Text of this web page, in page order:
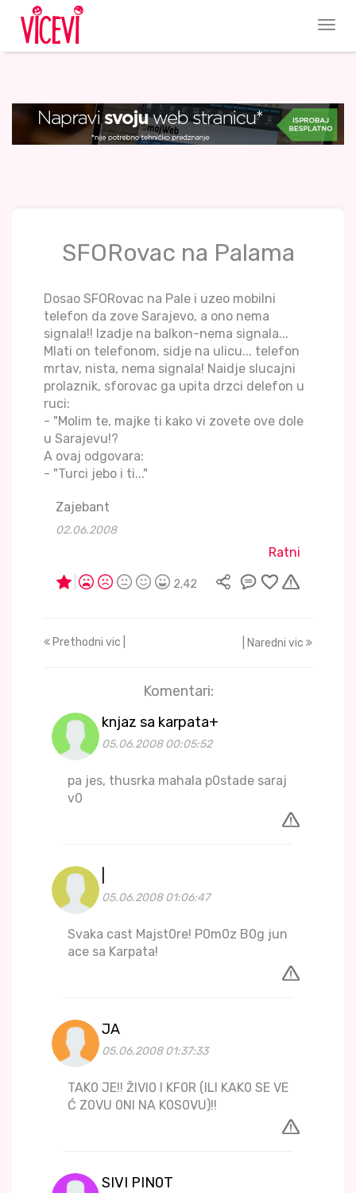
SFORovac na Palama
Dosao SFORovac na Pale i uzeo mobilni
telefon da zove Sarajevo, a ono nema
signala!! Izadje na balkon-nema signala...
Mlati on telefonom, sidje na ulicu... telefon
mrtav, nista, nema signala! Naidje slucajni
prolaznik, sforovac ga upita drzci delefon u
ruci:
- "Molim te, majke ti kako vi zovete ove dole
u Sarajevu!?
A ovaj odgovara:
- "Turci jebo i ti..."
Zajebant
02.06.2008
Ratni
2,42
Prethodni vic | | Naredni vic
Komentari:
knjaz sa karpata+
05.06.2008 00:05:52
pa jes, thusrka mahala p0stade saraj
v0
05.06.2008 01:06:47
Svaka cast Majst0re! P0m0z B0g jun
ace sa Karpata!
JA
05.06.2008 01:37:33
TAK0 JE!! ŽIVI0 I KF0R (ILI KAK0 SE VE
Ć Z0VU 0NI NA K0S0VU)!!
SIVI PIN0T